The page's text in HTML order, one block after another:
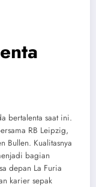
bertalenta saat ini.
RB Leipzig,
Bullen. Kualitasnya
bagian
depan La Furia
karier sepak